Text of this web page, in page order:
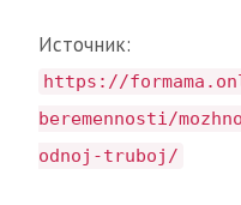
Источник:
https://
beremennosti/
odnoj-truboj/